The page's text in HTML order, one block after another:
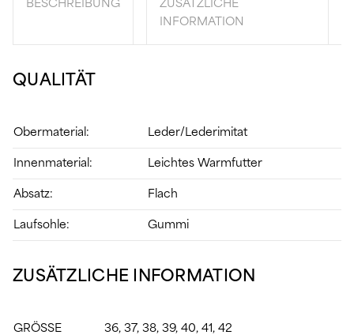
BESCHREIBUNG
ZUSÄTZLICHE
INFORMATION
QUALITÄT
Obermaterial: Leder/Lederimitat
Innenmaterial: Leichtes Warmfutter
Absatz: Flach
Laufsohle: Gummi
ZUSÄTZLICHE INFORMATION
GRÖSSE 36, 37, 38, 39, 40, 41, 42